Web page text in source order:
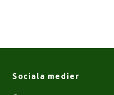
Sociala medier